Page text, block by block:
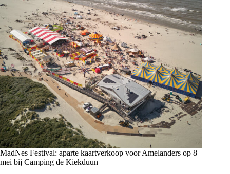
MadNes Festival: aparte kaartverkoop voor Amelanders op 8
mei bij Camping de Kiekduun